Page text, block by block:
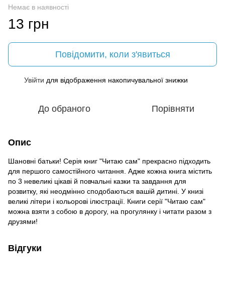
Немає в наявності
13 грн
Повідомити, коли з'явиться
Увійти для відображення накопичувальної знижки
До обраного Порівняти
Опис
Шановні батьки! Серія книг "Читаю сам" прекрасно підходить
для першого самостійного читання. Адже кожна книга містить
по 3 невеликі цікаві й повчальні казки та завдання для
розвитку, які неодмінно сподобаються вашій дитині. У книзі
великі літери і кольорові ілюстрації. Книги серії "Читаю сам"
можна взяти з собою в дорогу, на прогулянку і читати разом з
друзями!
Відгуки